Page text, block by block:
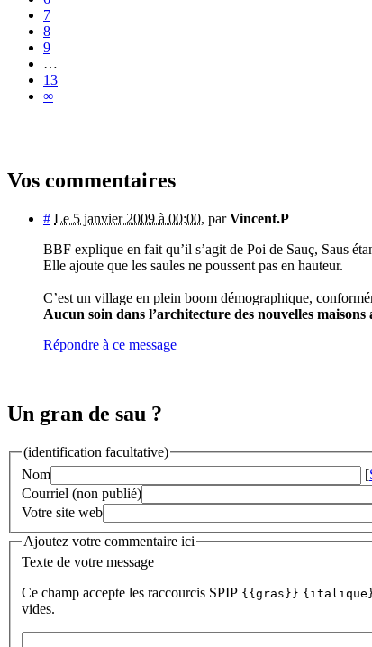
7
8
9
…
13
∞
Vos commentaires
# Le 5 janvier 2009 à 00:00, parVincent.P
BBF explique en fait qu’il s’agit de Poi de Sauç, Saus
Elle ajoute que les saules ne poussent pas en hauteur.
C’est un village en plein boom démographique,
Aucun soin dans l’architecture des nouvelles
Répondre à ce message
Un gran de sau ?
(identification facultative)
Nom
[
Courriel (non publié)
Votre site web
Ajoutez votre commentaire ici
Texte de votre message
Ce champ accepte les raccourcis SPIP {{gras}}
vides.